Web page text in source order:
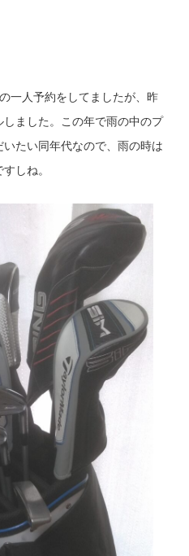
一人予約をしてましたが、昨
ました。この年で雨の中のプ
たい同年代なので、雨の時は
しね。